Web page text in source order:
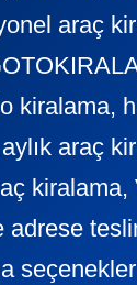
araç
kiralama,
araç
kiralama,
adrese